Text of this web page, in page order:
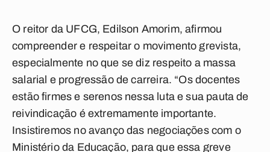
O reitor da UFCG, Edilson Amorim, afirmou
compreender e respeitar o movimento grevista,
especialmente no que se diz respeito a massa
salarial e progressão de carreira. “Os docentes
estão firmes e serenos nessa luta e sua pauta de
reivindicação é extremamente importante.
Insistiremos no avanço das negociações com o
Ministério da Educação, para que essa greve